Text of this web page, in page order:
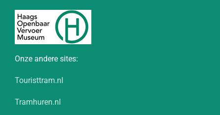
Onze andere sites:
Touristtram.nl
Tramhuren.nl